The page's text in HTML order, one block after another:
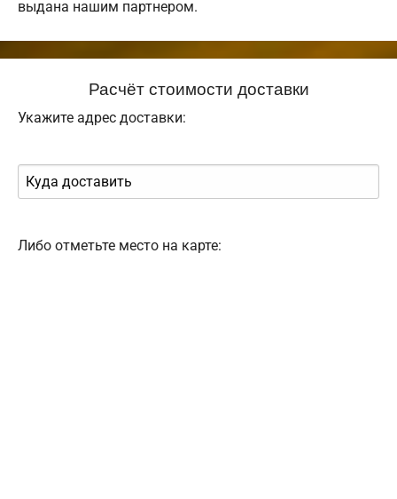
выдана нашим партнером.
Расчёт стоимости доставки
Укажите адрес доставки:
Либо отметьте место на карте: